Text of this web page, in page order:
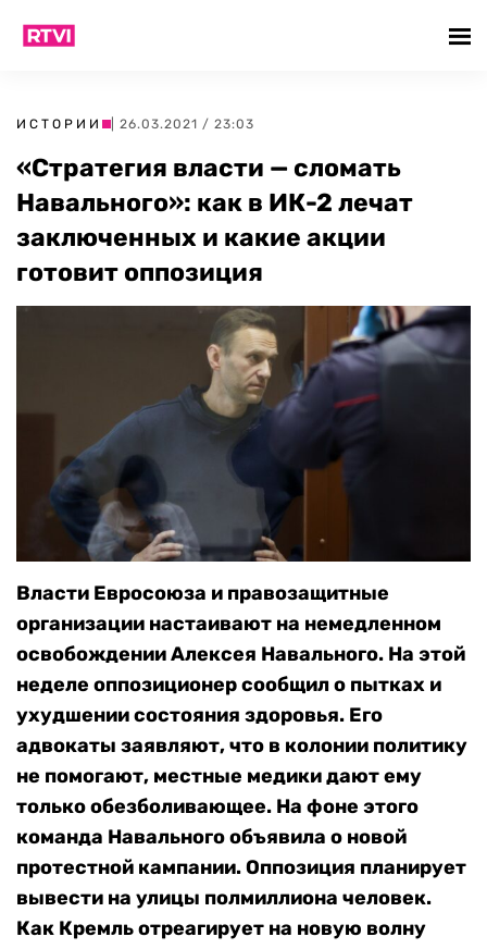
ИСТОРИИ | 26.03.2021 / 23:03
«Стратегия власти — сломать
Навального»: как в ИК-2 лечат
заключенных и какие акции
готовит оппозиция
Власти Евросоюза и правозащитные
организации настаивают на немедленном
освобождении Алексея Навального. На этой
неделе оппозиционер сообщил о пытках и
ухудшении состояния здоровья. Его
адвокаты заявляют, что в колонии политику
не помогают, местные медики дают ему
только обезболивающее. На фоне этого
команда Навального объявила о новой
протестной кампании. Оппозиция планирует
вывести на улицы полмиллиона человек.
Как Кремль отреагирует на новую волну